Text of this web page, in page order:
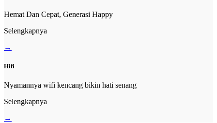
Hemat Dan Cepat, Generasi Happy
Selengkapnya
→
Hifi
Nyamannya wifi kencang bikin hati senang
Selengkapnya
→